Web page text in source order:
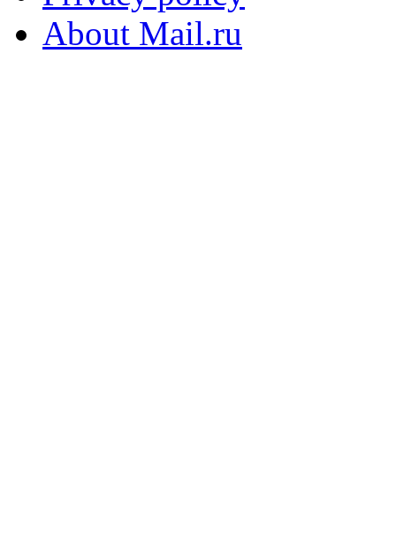
About Mail.ru